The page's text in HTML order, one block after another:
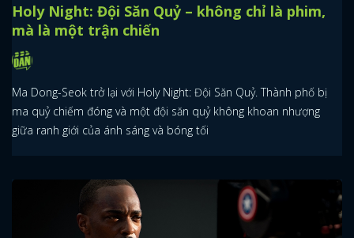
Holy Night: Đội Săn Quỷ – không chỉ là phim,
mà là một trận chiến
Ma Dong-Seok trở lại với Holy Night: Đội Săn Quỷ. Thành phố bị
ma quỷ chiếm đóng và một đội săn quỷ không khoan nhượng
giữa ranh giới của ánh sáng và bóng tối